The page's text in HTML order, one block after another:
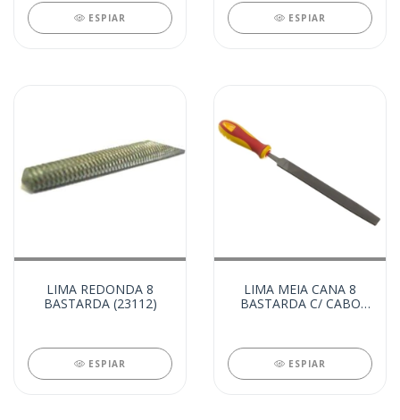
ESPIAR ESPIAR
LIMA REDONDA 8
BASTARDA (23112)
ESPIAR
LIMA MEIA CANA 8
BASTARDA C/ CABO
ESPIAR